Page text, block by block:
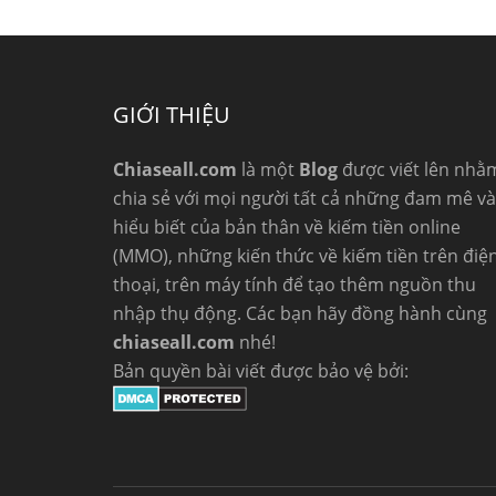
GIỚI THIỆU
Chiaseall.com là một Blog được viết lên
chia sẻ với mọi người tất cả những đam mê và
hiểu biết của bản thân về kiếm tiền online
(MMO), những kiến thức về kiếm tiền trên
thoại, trên máy tính để tạo thêm nguồn thu
nhập thụ động. Các bạn hãy đồng hành cùng
chiaseall.com nhé!
Bản quyền bài viết được bảo vệ bởi: